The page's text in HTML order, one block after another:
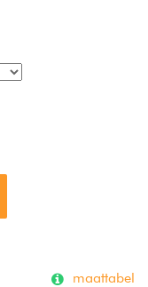
en pilt niet.
maattabel